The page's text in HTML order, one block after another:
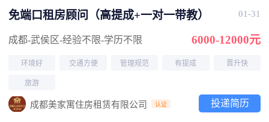
免端口租房顾问（高提成+一对一带教） 01-31
成都-武侯区-经验不限-学历不限 6000-12000元
环境好 交通方便 管理规范 有提成 晋升快
旅游
成都美家寓住房租赁有限公司 认证 投递简历